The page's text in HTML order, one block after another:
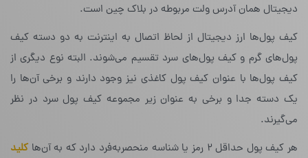
دیجیتال همان آدرس ولت مربوطه در بلاک چین است.
کیف پول‌ها ارز دیجیتال از لحاظ اتصال به اینترنت به دو دسته‌ کیف
پول‌های گرم و کیف پول‌های سرد تقسیم می‌شوند. البته نوع دیگری از
کیف پول‌ها با عنوان کیف پول کاغذی نیز وجود دارند و برخی آن‌ها را
یک دسته‌ جدا و برخی به عنوان زیر مجموعه‌ کیف پول سرد در نظر
می‌گیرند.
هر کیف پول حداقل ۲ رمز یا شناسه‌ منحصربه‌فرد دارد که به آن‌ها
کلید